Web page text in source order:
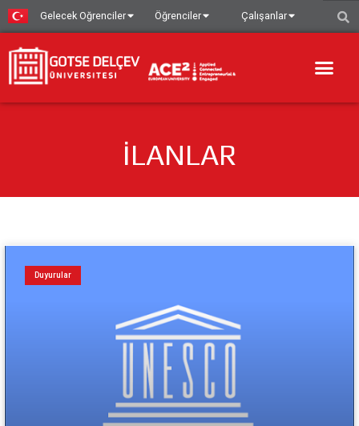
Gelecek Oğrenciler Öğrenciler Çalışanlar
İLANLAR
Duyurular